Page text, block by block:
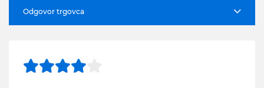
Odgovor trgovca